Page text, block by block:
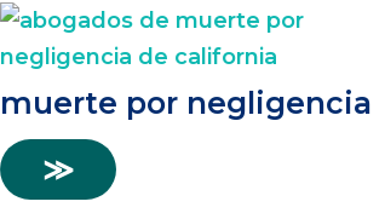
muerte por negligencia
≫